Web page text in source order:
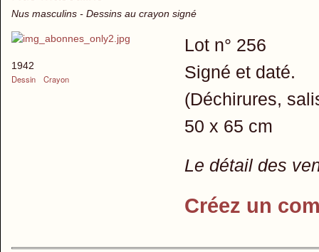
Nus masculins - Dessins au crayon signé
1942
Dessin
Crayon
Lot n° 256
Signé et daté.
(Déchirures,
50 x 65 cm
Le détail des
Créez un